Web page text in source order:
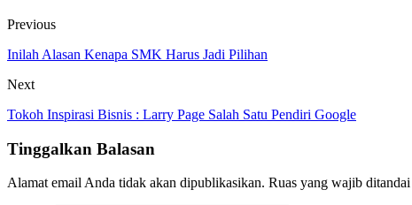
Previous
Inilah Alasan Kenapa SMK Harus Jadi Pilihan
Next
Tokoh Inspirasi Bisnis : Larry Page Salah Satu Pendiri Google
Tinggalkan Balasan
Alamat email Anda tidak akan dipublikasikan. Ruas yang wajib ditandai